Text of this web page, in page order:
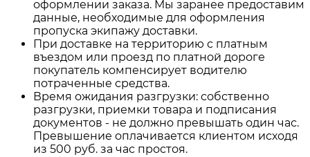
оформлении заказа. Мы заранее предоставим
данные, необходимые для оформления
пропуска экипажу доставки.
При доставке на территорию с платным
въездом или проезд по платной дороге
покупатель компенсирует водителю
потраченные средства.
Время ожидания разгрузки: собственно
разгрузки, приемки товара и подписания
документов - не должно превышать один час.
Превышение оплачивается клиентом исходя
из 500 руб. за час простоя.